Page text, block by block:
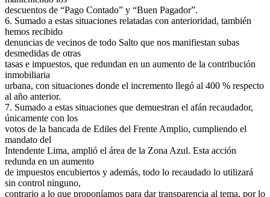
descuentos de “Pago Contado” y “Buen Pagador”.
6. Sumado a estas situaciones relatadas con anterioridad, también
hemos recibido
denuncias de vecinos de todo Salto que nos manifiestan subas
desmedidas de otras
tasas e impuestos, que redundan en un aumento de la contribución
inmobiliaria
urbana, con situaciones donde el incremento llegó al 400 % respecto
al año anterior.
7. Sumado a estas situaciones que demuestran el afán recaudador,
únicamente con los
votos de la bancada de Ediles del Frente Amplio, cumpliendo el
mandato del
Intendente Lima, amplió el área de la Zona Azul. Esta acción
redunda en un aumento
de impuestos encubiertos y además, todo lo recaudado lo utilizará
sin control ninguno,
contrario a lo que proponíamos para dar transparencia al tema, por lo